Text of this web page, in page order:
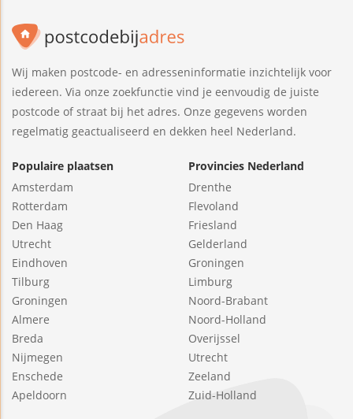
Wij maken postcode- en adresseninformatie inzichtelijk voor
iedereen. Via onze zoekfunctie vind je eenvoudig de juiste
postcode of straat bij het adres. Onze gegevens worden
regelmatig geactualiseerd en dekken heel Nederland.
Populaire plaatsen
Amsterdam
Rotterdam
Den Haag
Utrecht
Eindhoven
Tilburg
Groningen
Almere
Breda
Nijmegen
Enschede
Apeldoorn
Provincies Nederland
Drenthe
Flevoland
Friesland
Gelderland
Groningen
Limburg
Noord-Brabant
Noord-Holland
Overijssel
Utrecht
Zeeland
Zuid-Holland